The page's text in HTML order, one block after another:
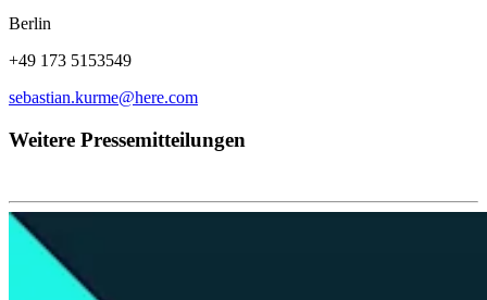
Berlin
+49 173 5153549
sebastian.kurme@here.com
Weitere Pressemitteilungen